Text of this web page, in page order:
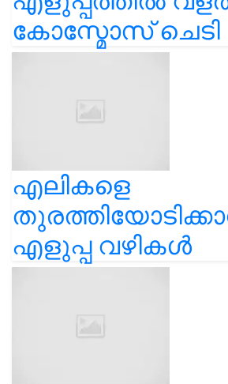
കോസ്മോസ് ചെടി
എലികളെ
എളുപ്പ വഴികൾ